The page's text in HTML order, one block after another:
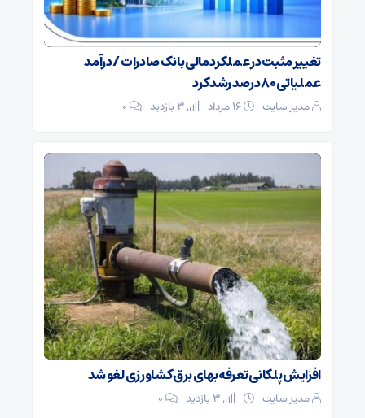
تغییر مثبت در عملکرد مالی بانک صادرات / درآمد
عملیاتی ۸۰ درصد رشد کرد
مدیر سایت ۰
افزایش پلکانی تعرفه بهای برق کشاورزی لغو شد
مدیر سایت ۰